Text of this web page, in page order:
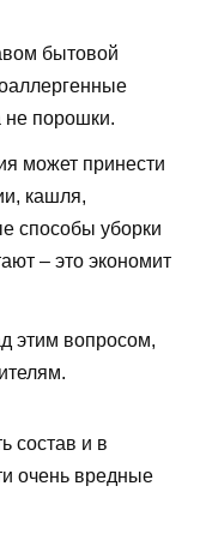
бытовой
не порошки.
может принести
кашля,
способы уборки
– это экономит
этим вопросом,
состав и в
очень вредные